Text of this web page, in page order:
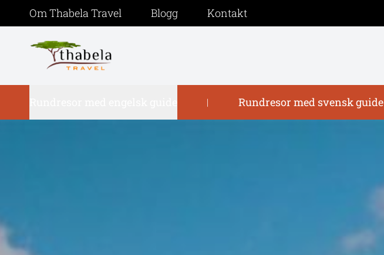
Om Thabela Travel Blogg Kontakt
| Rundresor med svensk guide